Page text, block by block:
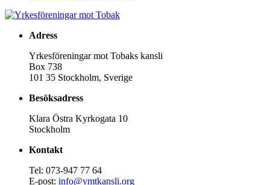
Adress
Yrkesföreningar mot Tobaks kansli
Box 738
101 35 Stockholm, Sverige
Besöksadress
Klara Östra Kyrkogata 10
Stockholm
Kontakt
Tel: 073-947 77 64
E-post: info@ymtkansli.org